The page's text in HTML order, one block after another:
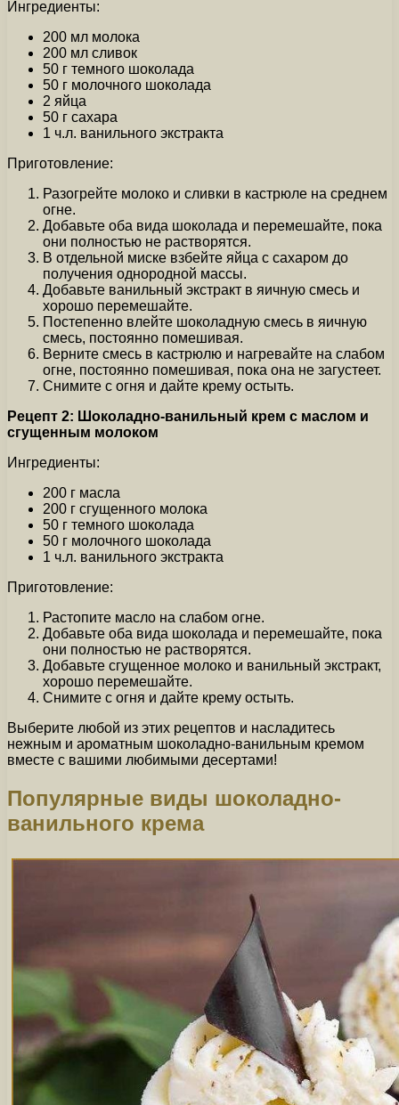
Ингредиенты:
200 мл молока
200 мл сливок
50 г темного шоколада
50 г молочного шоколада
2 яйца
50 г сахара
1 ч.л. ванильного экстракта
Приготовление:
Разогрейте молоко и сливки в кастрюле на среднем
огне.
Добавьте оба вида шоколада и перемешайте, пока
они полностью не растворятся.
В отдельной миске взбейте яйца с сахаром до
получения однородной массы.
Добавьте ванильный экстракт в яичную смесь и
хорошо перемешайте.
Постепенно влейте шоколадную смесь в яичную
смесь, постоянно помешивая.
Верните смесь в кастрюлю и нагревайте на слабом
огне, постоянно помешивая, пока она не загустеет.
Снимите с огня и дайте крему остыть.
Рецепт 2: Шоколадно-ванильный крем с маслом и
сгущенным молоком
Ингредиенты:
200 г масла
200 г сгущенного молока
50 г темного шоколада
50 г молочного шоколада
1 ч.л. ванильного экстракта
Приготовление:
Растопите масло на слабом огне.
Добавьте оба вида шоколада и перемешайте, пока
они полностью не растворятся.
Добавьте сгущенное молоко и ванильный экстракт,
хорошо перемешайте.
Снимите с огня и дайте крему остыть.
Выберите любой из этих рецептов и насладитесь
нежным и ароматным шоколадно-ванильным кремом
вместе с вашими любимыми десертами!
Популярные виды шоколадно-
ванильного крема